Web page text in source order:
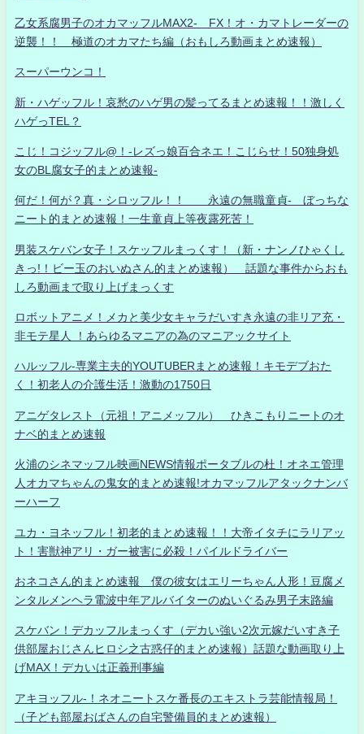
乙女系腐男子のオカマッフルMAX2- FX！オ・カマトレーダーの
逆襲！！ 極道のオカマたち編（おもしろ動画まとめ速報）
スーパーウンコ！
新・ハゲッフル！哀愁のハゲ男の髪ってるまとめ速報！！激しく
ハゲっTEL？
こじ！コジッフル@！-レズっ娘百合ネエ！こじらせ！50独身処
女のBL腐女子的まとめ速報-
何だ！何が？真・シロッフル！！ 永遠の無職童貞- ぼっちな
ニート的まとめ速報！一生童貞上等夜露死苦！
男装スケバン女子！スケッフルまっくす！（新・ナンノひゃくし
きっ!！ビー玉のおいぬさん的まとめ速報） 話題な事件からおも
しろ動画まで取り上げまっくす
ロボットアニメ！メカと美少女キャラだいすき永遠の非リア充・
非モテ星人 ！あらゆるマニアの為のマニアックサイト
ハルッフル-専業主夫的YOUTUBERまとめ速報！キモデブおた
く！初老人の介護生活！激動の1750日
アニゲタレスト（元祖！アニメッフル） ひきこもりニートのオ
ナベ的まとめ速報
火浦のシネマッフル映画NEWS情報ポータブルの杜！オネエ管理
人オカマちゃんの鬼女的まとめ速報!オカマッフルアタックナンバ
ーハーフ
ユカ・ヨネッフル！初老的まとめ速報！！大帝イタチにラリアッ
ト！害獣神アリ・ガー被害に必殺！パイルドライバー
おネコさん的まとめ速報 僕の彼女はエリーちゃん人形！豆腐メ
ンタルメンヘラ電波中年アルバイターのぬいぐるみ男子末路編
スケバン！デカッフルまっくす（デカい強い2次元嫁だいすき子
供部屋おじさんヒロシ之古惑仔的まとめ速報）話題な動画取り上
げMAX！デカいは正義刑事編
アキヨッフル-！ネオニートスケ番長のエキストラ芸能情報局！
（子ども部屋おばさんの自宅警備員的まとめ速報）